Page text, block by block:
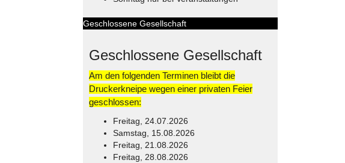
Geschlossene Gesellschaft
Geschlossene Gesellschaft
Am den folgenden Terminen bleibt die
Druckerkneipe wegen einer privaten Feier
geschlossen:
Freitag, 24.07.2026
Samstag, 15.08.2026
Freitag, 21.08.2026
Freitag, 28.08.2026